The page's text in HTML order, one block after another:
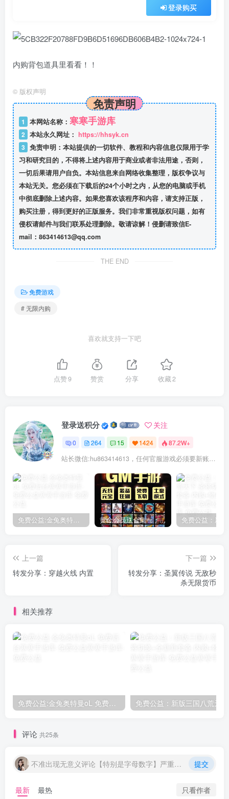
登录购买
内购背包道具里看看！！
© 版权声明
免责声明
1 本网站名称： 寒寒手游库
2 本站永久网址： https://hhsyk.cn
3 免责申明：本站提供的一切软件、教程和内容信息仅限用于学
习和研究目的，不得将上述内容用于商业或者非法用途，否则，
一切后果请用户自负。本站信息来自网络收集整理，版权争议与
本站无关。您必须在下载后的24个小时之内，从您的电脑或手机
中彻底删除上述内容。如果您喜欢该程序和内容，请支持正版，
购买注册，得到更好的正版服务。我们非常重视版权问题，如有
侵权请邮件与我们联系处理删除。敬请谅解！侵删请致信E-
mail：863414613@qq.com
THE END
免费游戏
# 无限内购
喜欢就支持一下吧
点赞9 赞赏 分享 收藏2
登录送积分 关注
0 264 15 1424 87.2W+
站长微信:hu863414613，任何官服游戏必须要新账号注册！充值前记得找我审核账号!
免费公益:金兔奥特曼oL 免费后台 黄金会员送合集一：150款后台手游合集
上一篇
转发分享：穿越火线 内置
下一篇
转发分享：圣翼传说 无敌秒
杀无限货币
相关推荐
免费公益:金兔奥特曼oL 免费后台
评论 共25条
不准出现无意义评论【特别是字母数字】严重封号处理 提交
最新 最热 只看作者